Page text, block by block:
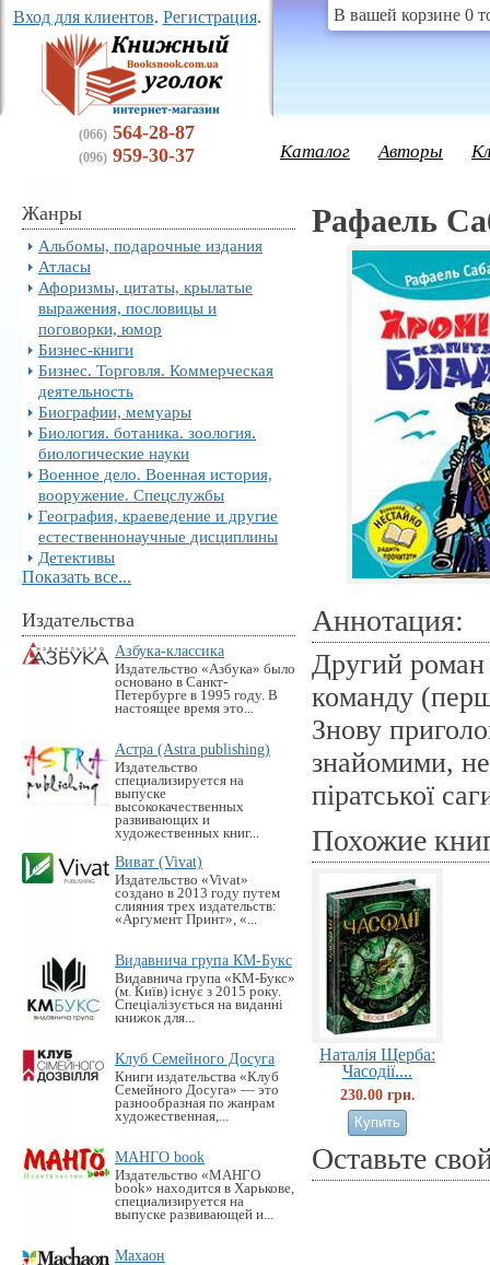
Вход для клиентов. Регистрация.
(066) 564-28-87
(096) 959-30-37
В вашей корзине 0
Каталог Авторы
Жанры
Альбомы, подарочные издания
Атласы
Афоризмы, цитаты, крылатые
выражения, пословицы и
поговорки, юмор
Бизнес-книги
Бизнес. Торговля. Коммерческая
деятельность
Биографии, мемуары
Биология. ботаника. зоология.
биологические науки
Военное дело. Военная история,
вооружение. Спецслужбы
География, краеведение и другие
естественнонаучные дисциплины
Детективы
Показать все...
Издательства
Азбука-классика
Издательство «Азбука» было
основано в Санкт-
Петербурге в 1995 году. В
настоящее время это...
Астра (Astra publishing)
Издательство
специализируется на
выпуске
высококачественных
развивающих и
художественных книг...
Виват (Vivat)
Издательство «Vivat»
создано в 2013 году путем
слияния трех издательств:
«Аргумент Принт», «...
Видавнича група КМ-Букс
Видавнича група «KM-Букс»
(м. Київ) існує з 2015 року.
Спеціалізується на виданні
книжок для...
Клуб Семейного Досуга
Книги издательства «Клуб
Семейного Досуга» — это
разнообразная по жанрам
художественная,...
МАНГО book
Издательство «MАНГО
book» находится в Харькове,
специализируется на
выпуске развивающей и...
Махаон
Рафаель
Аннотация:
Другий роман
команду
Знову
знайомими,
піратської
Похожие
Наталія Щерба:
Часодії....
230.00 грн.
Оставьте